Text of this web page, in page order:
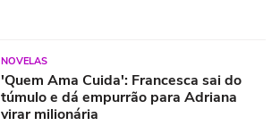
NOVELAS
'Quem Ama Cuida': Francesca sai do
túmulo e dá empurrão para Adriana
virar milionária